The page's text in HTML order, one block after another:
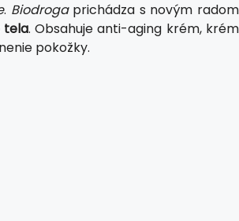
. Biodrogaprichádza s novým radom
tela. Obsahuje anti-aging krém, krém
pokožky.